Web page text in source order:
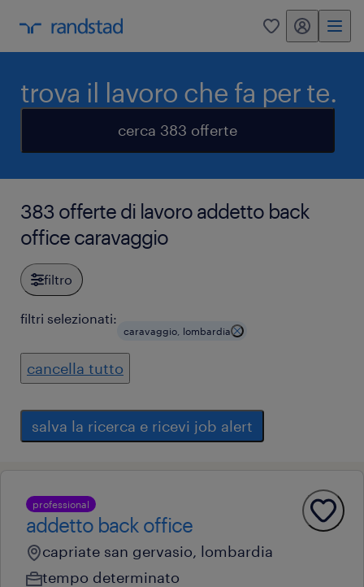
0 my randstad
trova il lavoro che fa per te.
cerca 383 offerte
383 offerte di lavoro addetto back
office caravaggio
filtro
filtri selezionati:
caravaggio, lombardia
cancella tutto
salva la ricerca e ricevi job alert
professional
addetto back office
capriate san gervasio, lombardia
tempo determinato